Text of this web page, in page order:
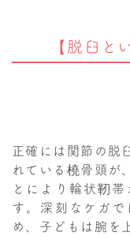
【脱臼と
正確には関節の脱
れている橈骨頭が
とにより輪状靭
す。深刻なケガ
め、子どもは腕を